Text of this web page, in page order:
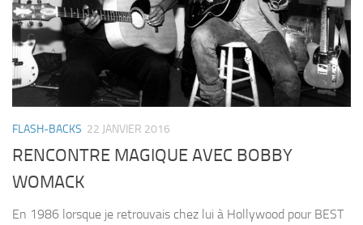
FLASH-BACKS 22 JANVIER 2016
RENCONTRE MAGIQUE AVEC BOBBY
WOMACK
En 1986 lorsque je retrouvais chez lui à Hollywood pour BEST